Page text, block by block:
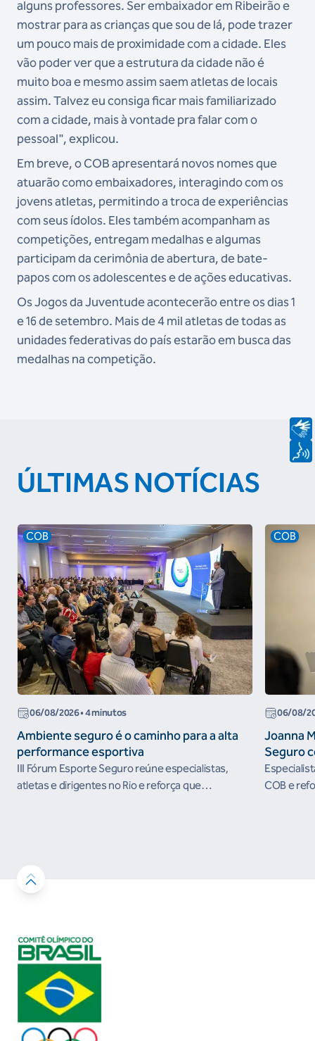
alguns professores. Ser embaixador em Ribeirão e
mostrar para as crianças que sou de lá, pode trazer
um pouco mais de proximidade com a cidade. Eles
vão poder ver que a estrutura da cidade não é
muito boa e mesmo assim saem atletas de locais
assim. Talvez eu consiga ficar mais familiarizado
com a cidade, mais à vontade pra falar com o
pessoal", explicou.
Em breve, o COB apresentará novos nomes que
atuarão como embaixadores, interagindo com os
jovens atletas, permitindo a troca de experiências
com seus ídolos. Eles também acompanham as
competições, entregam medalhas e algumas
participam da cerimônia de abertura, de bate-
papos com os adolescentes e de ações educativas.
Os Jogos da Juventude acontecerão entre os dias 1
e 16 de setembro. Mais de 4 mil atletas de todas as
unidades federativas do país estarão em busca das
medalhas na competição.
ÚLTIMAS NOTÍCIAS
COB
06/08/2026• 4 minutos
Ambiente seguro é o caminho para a alta
performance esportiva
III Fórum Esporte Seguro reúne especialistas,
atletas e dirigentes no Rio e reforça que
COB
06/08/
Joanna
Seguro
COB e